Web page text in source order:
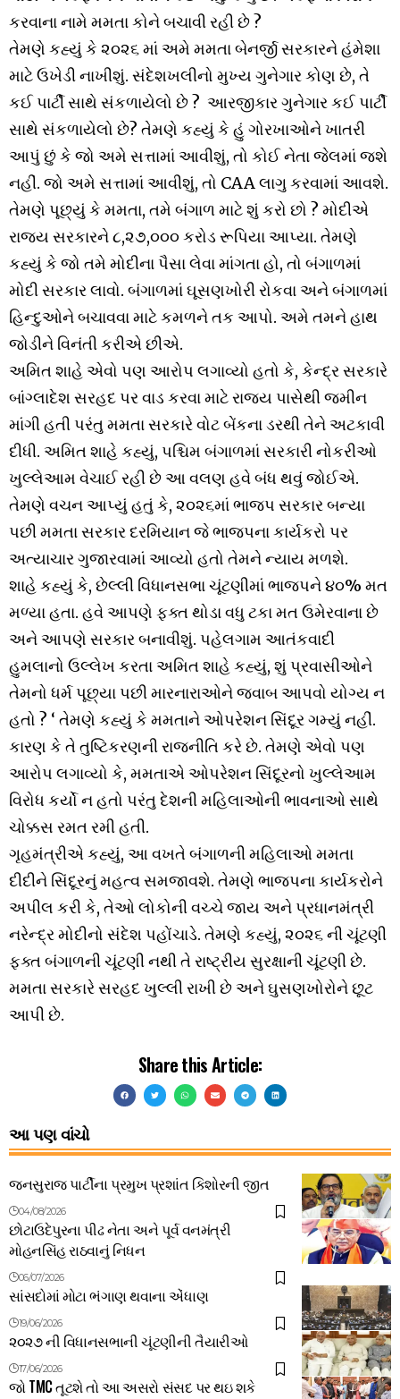
કરવાના નામે મમતા કોને બચાવી રહી છે ?
તેમણે કહ્યું કે ૨૦૨૬ માં અમે મમતા બેનર્જી સરકારને હંમેશા
માટે ઉખેડી નાખીશું. સંદેશખલીનો મુખ્ય ગુનેગાર કોણ છે, તે
કઈ પાર્ટી સાથે સંકળાયેલો છે ? આરજીકાર ગુનેગાર કઈ પાર્ટી
સાથે સંકળાયેલો છે? તેમણે કહ્યું કે હું ગોરખાઓને ખાતરી
આપું છું કે જો અમે સત્તામાં આવીશું, તો કોઈ નેતા જેલમાં જશે
નહીં. જો અમે સત્તામાં આવીશું, તો CAA લાગુ કરવામાં આવશે.
તેમણે પૂછ્યું કે મમતા, તમે બંગાળ માટે શું કરો છો ? મોદીએ
રાજ્ય સરકારને ૮,૨૭,૦૦૦ કરોડ રૂપિયા આપ્યા. તેમણે
કહ્યું કે જો તમે મોદીના પૈસા લેવા માંગતા હો, તો બંગાળમાં
મોદી સરકાર લાવો. બંગાળમાં ઘૂસણખોરી રોકવા અને બંગાળમાં
હિન્દુઓને બચાવવા માટે કમળને તક આપો. અમે તમને હાથ
જોડીને વિનંતી કરીએ છીએ.
અમિત શાહે એવો પણ આરોપ લગાવ્યો હતો કે, કેન્દ્ર સરકારે
બાંગ્લાદેશ સરહદ પર વાડ કરવા માટે રાજ્ય પાસેથી જમીન
માંગી હતી પરંતુ મમતા સરકારે વોટ બેંકના ડરથી તેને અટકાવી
દીધી. અમિત શાહે કહ્યું, પશ્ચિમ બંગાળમાં સરકારી નોકરીઓ
ખુલ્લેઆમ વેચાઈ રહી છે આ વલણ હવે બંધ થવું જોઈએ.
તેમણે વચન આપ્યું હતું કે, ૨૦૨૬માં ભાજપ સરકાર બન્યા
પછી મમતા સરકાર દરમિયાન જે ભાજપના કાર્યકરો પર
અત્યાચાર ગુજારવામાં આવ્યો હતો તેમને ન્યાય મળશે.
શાહે કહ્યું કે, છેલ્લી વિધાનસભા ચૂંટણીમાં ભાજપને ૪૦% મત
મળ્યા હતા. હવે આપણે ફક્ત થોડા વધુ ટકા મત ઉમેરવાના છે
અને આપણે સરકાર બનાવીશું. પહેલગામ આતંકવાદી
હુમલાનો ઉલ્લેખ કરતા અમિત શાહે કહ્યું, શું પ્રવાસીઓને
તેમનો ધર્મ પૂછ્યા પછી મારનારાઓને જવાબ આપવો યોગ્ય ન
હતો ? ‘ તેમણે કહ્યું કે મમતાને ઓપરેશન સિંદૂર ગમ્યું નહીં.
કારણ કે તે તુષ્ટિકરણની રાજનીતિ કરે છે. તેમણે એવો પણ
આરોપ લગાવ્યો કે, મમતાએ ઓપરેશન સિંદૂરનો ખુલ્લેઆમ
વિરોધ કર્યો ન હતો પરંતુ દેશની મહિલાઓની ભાવનાઓ સાથે
ચોક્કસ રમત રમી હતી.
ગૃહમંત્રીએ કહ્યું, આ વખતે બંગાળની મહિલાઓ મમતા
દીદીને સિંદૂરનું મહત્વ સમજાવશે. તેમણે ભાજપના કાર્યકરોને
અપીલ કરી કે, તેઓ લોકોની વચ્ચે જાય અને પ્રધાનમંત્રી
નરેન્દ્ર મોદીનો સંદેશ પહોંચાડે. તેમણે કહ્યું, ૨૦૨૬ ની ચૂંટણી
ફક્ત બંગાળની ચૂંટણી નથી તે રાષ્ટ્રીય સુરક્ષાની ચૂંટણી છે.
મમતા સરકારે સરહદ ખુલ્લી રાખી છે અને ઘુસણખોરોને છૂટ
આપી છે.
Share this Article:
આ પણ વાંચો
જનસુરાજ પાર્ટીના પ્રમુખ પ્રશાંત કિશોરની જીત
04/08/2026
છોટાઉદેપુરના પીઢ નેતા અને પૂર્વ વનમંત્રી
મોહનસિંહ રાઠવાનું નિધન
06/07/2026
સાંસદોમાં મોટા ભંગાણ થવાના એંધાણ
19/06/2026
૨૦૨૭ ની વિધાનસભાની ચૂંટણીની તૈયારીઓ
17/06/2026
જો TMC તૂટશે તો આ અસરો સંસદ પર થઇ શકે